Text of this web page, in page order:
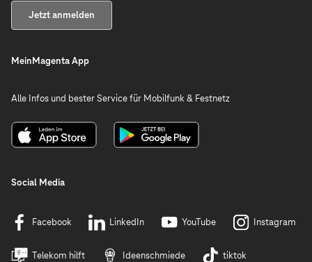
Jetzt anmelden
MeinMagenta App
Alle Infos und bester Service für Mobilfunk & Festnetz
Social Media
Facebook LinkedIn YouTube Instagram
Telekom hilft Ideenschmiede tiktok